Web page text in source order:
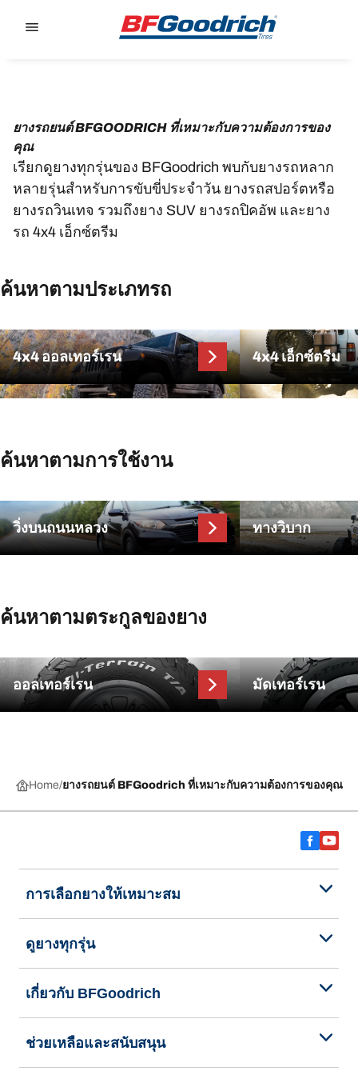
ยางรถยนต์ BFGOODRICH ที่เหมาะกับความต้องการของ
คุณ
เรียกดูยางทุกรุ่นของ BFGoodrich พบกับยางรถหลาก
หลายรุ่นสำหรับการขับขี่ประจำวัน ยางรถสปอร์ตหรือ
ยางรถวินเทจ รวมถึงยาง SUV ยางรถปิคอัพ และยาง
รถ 4x4 เอ็กซ์ตรีม
ค้นหาตามประเภทรถ
4x4 ออลเทอร์เรน 4x4 เอ็กซ์ตรีม
ค้นหาตามการใช้งาน
วิ่งบนถนนหลวง ทางวิบาก
ค้นหาตามตระกูลของยาง
ออลเทอร์เรน มัดเทอร์เรน
Home ยางรถยนต์ BFGoodrich ที่เหมาะกับความต้องการของคุณ
การเลือกยางให้เหมาะสม
ดูยางทุกรุ่น
เกี่ยวกับ BFGoodrich
ช่วยเหลือและสนับสนุน